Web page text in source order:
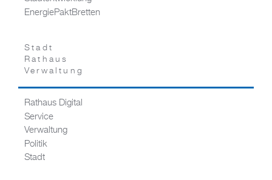
EnergiePaktBretten
Stadt
Rathaus
Verwaltung
Rathaus Digital
Service
Verwaltung
Politik
Stadt